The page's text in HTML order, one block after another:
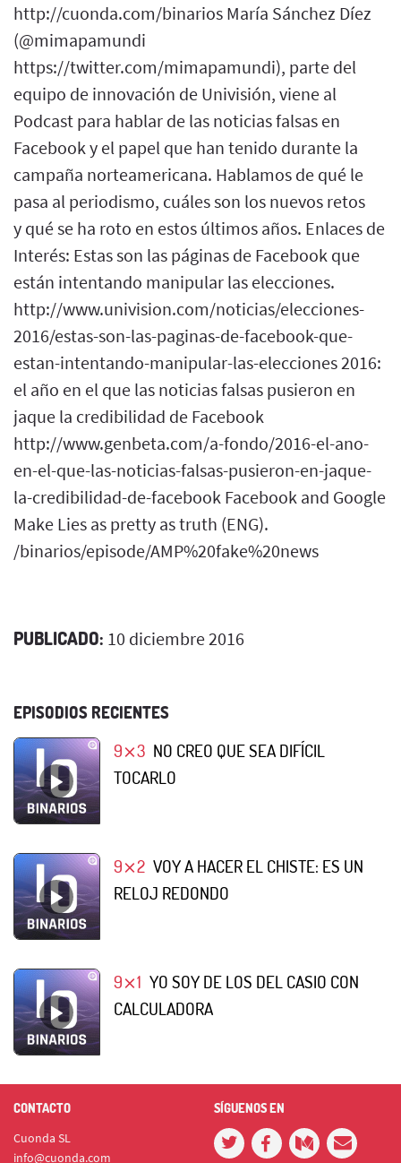
http://cuonda.com/binarios María Sánchez Díez
(@mimapamundi
https://twitter.com/mimapamundi), parte del
equipo de innovación de Univisión, viene al
Podcast para hablar de las noticias falsas en
Facebook y el papel que han tenido durante la
campaña norteamericana. Hablamos de qué le
pasa al periodismo, cuáles son los nuevos retos
y qué se ha roto en estos últimos años. Enlaces de
Interés: Estas son las páginas de Facebook que
están intentando manipular las elecciones.
http://www.univision.com/noticias/elecciones-
2016/estas-son-las-paginas-de-facebook-que-
estan-intentando-manipular-las-elecciones 2016:
el año en el que las noticias falsas pusieron en
jaque la credibilidad de Facebook
http://www.genbeta.com/a-fondo/2016-el-ano-
en-el-que-las-noticias-falsas-pusieron-en-jaque-
la-credibilidad-de-facebook Facebook and Google
Make Lies as pretty as truth (ENG).
/binarios/episode/AMP%20fake%20news
PUBLICADO: 10 diciembre 2016
EPISODIOS RECIENTES
9⨯3 NO CREO QUE SEA DIFÍCIL
TOCARLO
9⨯2 VOY A HACER EL CHISTE: ES UN
RELOJ REDONDO
9⨯1 YO SOY DE LOS DEL CASIO CON
CALCULADORA
CONTACTO
Cuonda SL
info@cuonda.com
SÍGUENOS EN